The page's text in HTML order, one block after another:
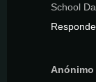
School
Anónimo